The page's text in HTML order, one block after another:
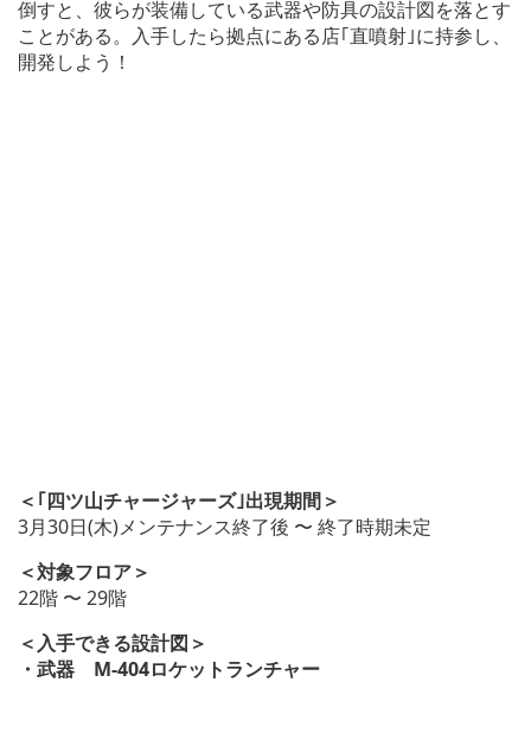
倒すと、彼らが装備している武器や防具の設計図を落とす
ことがある。入手したら拠点にある店｢直噴射｣に持参し、
開発しよう！
＜｢四ツ山チャージャーズ｣出現期間＞
3月30日(木)メンテナンス終了後 〜 終了時期未定
＜対象フロア＞
22階 〜 29階
＜入手できる設計図＞
・武器 M-404ロケットランチャー